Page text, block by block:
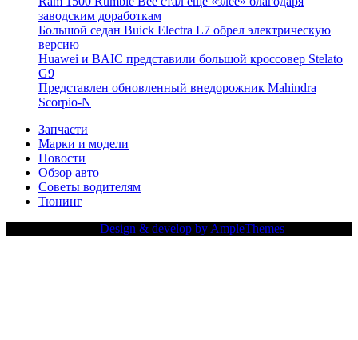
заводским доработкам
Большой седан Buick Electra L7 обрел электрическую
версию
Huawei и BAIC представили большой кроссовер Stelato
G9
Представлен обновленный внедорожник Mahindra
Scorpio-N
Запчасти
Марки и модели
Новости
Обзор авто
Советы водителям
Тюнинг
Design & develop by AmpleThemes